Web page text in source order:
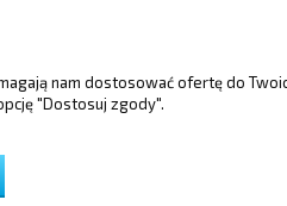
MOJE KONTO
nam dostosować ofertę do
"Dostosuj zgody".